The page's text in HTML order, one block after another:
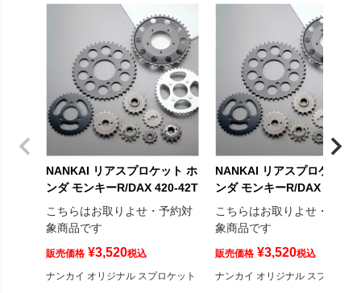
NANKAI リアスプロケット ホ
ンダ モンキーR/DAX 420-42T
こちらはお取りよせ・予約対
象商品です
販売価格 ¥3,520税込
ナンカイ オリジナル スプロケット
NANKAI リアスプロケット
ンダ モンキーR/DAX 420-
こちらはお取りよせ・予約対
象商品です
販売価格 ¥3,520税込
ナンカイ オリジナル スプロケッ